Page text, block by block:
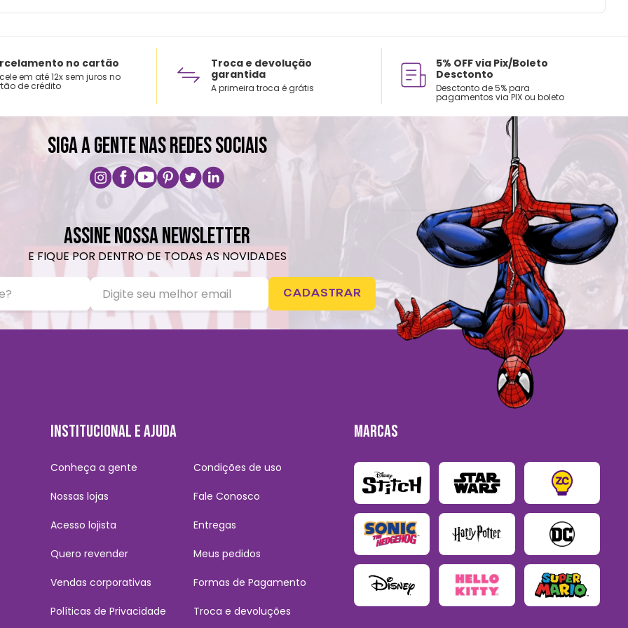
no cartão
em até 12x sem juros no
de crédito
Troca e devolução
garantida
A primeira troca é grátis
5% OFF via Pix/Boleto
Desctonto
Desctonto de 5% para
pagamentos via PIX ou boleto
SIGA A GENTE NAS REDES SOCIAIS
ASSINE NOSSA NEWSLETTER
E FIQUE POR DENTRO DE TODAS AS NOVIDADES
CADASTRAR
INSTITUCIONAL E AJUDA
Conheça a gente
Nossas lojas
Acesso lojista
Quero revender
Vendas corporativas
Políticas de Privacidade
Condições de uso
Fale Conosco
Entregas
Meus pedidos
Formas de Pagamento
Troca e devoluções
MARCAS